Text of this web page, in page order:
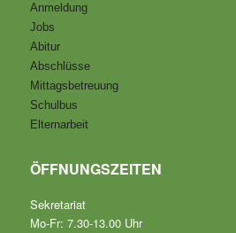
Anmeldung
Jobs
Abitur
Abschlüsse
Mittagsbetreuung
Schulbus
Elternarbeit
ÖFFNUNGSZEITEN
Sekretariat
Mo-Fr: 7.30-13.00 Uhr